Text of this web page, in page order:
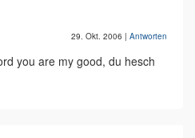
29. Okt. 2006 | Antworten
you are my good, du hesch